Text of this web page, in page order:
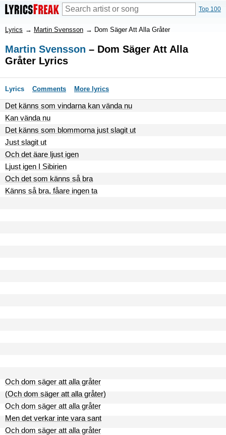
Top 100
Lyrics → Martin Svensson → Dom Säger Att Alla Gråter
Martin Svensson – Dom Säger Att Alla
Gråter Lyrics
Lyrics Comments More lyrics
Det känns som vindarna kan vända nu
Kan vända nu
Det känns som blommorna just slagit ut
Just slagit ut
Och det äare ljust igen
Ljust igen I Sibirien
Och det som känns så bra
Känns så bra, fåare ingen ta
Och dom säger att alla gråter
(Och dom säger att alla gråter)
Och dom säger att alla gråter
Men det verkar inte vara sant
Och dom säger att alla gråter